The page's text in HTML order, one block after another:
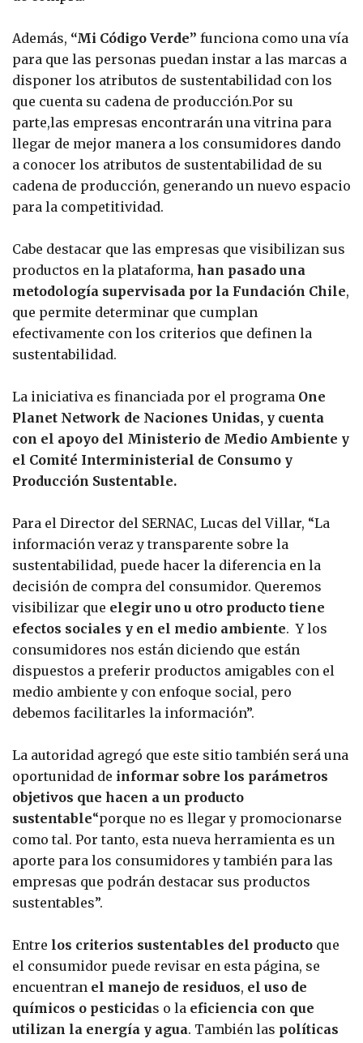
Además, “Mi Código Verde” funciona como una vía
para que las personas puedan instar a las marcas a
disponer los atributos de sustentabilidad con los
que cuenta su cadena de producción.Por su
parte,las empresas encontrarán una vitrina para
llegar de mejor manera a los consumidores dando
a conocer los atributos de sustentabilidad de su
cadena de producción, generando un nuevo espacio
para la competitividad.
Cabe destacar que las empresas que visibilizan sus
productos en la plataforma, han pasado una
metodología supervisada por la Fundación Chile,
que permite determinar que cumplan
efectivamente con los criterios que definen la
sustentabilidad.
La iniciativa es financiada por el programa One
Planet Network de Naciones Unidas, y cuenta
con el apoyo del Ministerio de Medio Ambiente y
el Comité Interministerial de Consumo y
Producción Sustentable.
Para el Director del SERNAC, Lucas del Villar, “La
información veraz y transparente sobre la
sustentabilidad, puede hacer la diferencia en la
decisión de compra del consumidor. Queremos
visibilizar que elegir uno u otro producto tiene
efectos sociales y en el medio ambiente. Y los
consumidores nos están diciendo que están
dispuestos a preferir productos amigables con el
medio ambiente y con enfoque social, pero
debemos facilitarles la información”.
La autoridad agregó que este sitio también será una
oportunidad de informar sobre los parámetros
objetivos que hacen a un producto
sustentable“porque no es llegar y promocionarse
como tal. Por tanto, esta nueva herramienta es un
aporte para los consumidores y también para las
empresas que podrán destacar sus productos
sustentables”.
Entre los criterios sustentables del producto que
el consumidor puede revisar en esta página, se
encuentran el manejo de residuos, el uso de
químicos o pesticidas o la eficiencia con que
utilizan la energía y agua. También las políticas